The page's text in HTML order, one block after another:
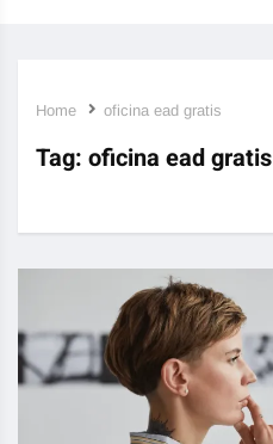
Home oficina ead gratis
Tag: oficina ead gratis